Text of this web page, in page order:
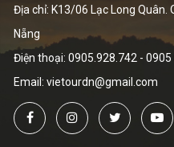
Địa chỉ: K13/06 Lạc Long Quân.
Nẵng
Điện thoại: 0905.928.742 - 0905
Email: vietourdn@gmail.com